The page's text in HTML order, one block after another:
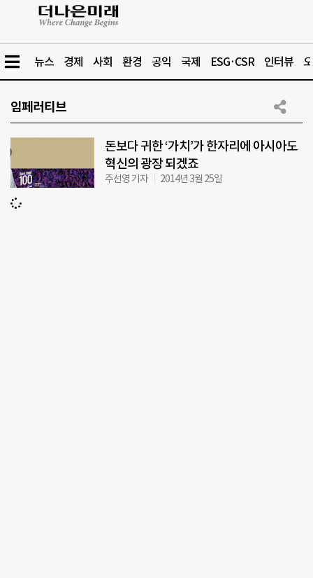
뉴스 경제 사회 환경 공익 국제 ESG·CSR 인터뷰
임페러티브
돈보다 귀한 ‘가치’가 한자리에 아시아도
혁신의 광장 되겠죠
주선영 기자 2014년 3월 25일